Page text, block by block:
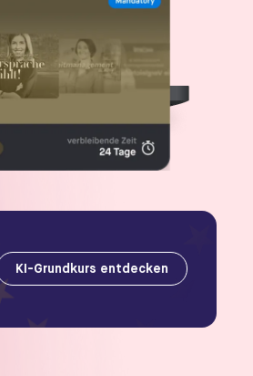
KI-Grundkurs entdecken